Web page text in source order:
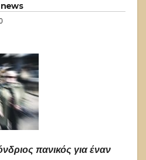
news
πανικός για έναν